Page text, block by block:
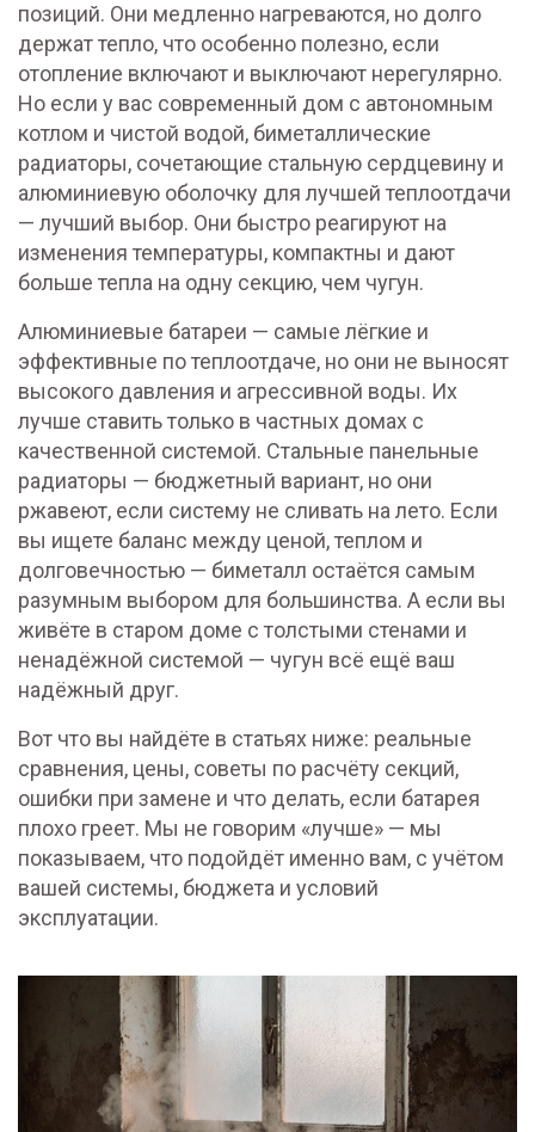
позиций. Они медленно нагреваются, но долго
держат тепло, что особенно полезно, если
отопление включают и выключают нерегулярно.
Но если у вас современный дом с автономным
котлом и чистой водой, биметаллические
радиаторы, сочетающие стальную сердцевину и
алюминиевую оболочку для лучшей теплоотдачи
— лучший выбор. Они быстро реагируют на
изменения температуры, компактны и дают
больше тепла на одну секцию, чем чугун.
Алюминиевые батареи — самые лёгкие и
эффективные по теплоотдаче, но они не выносят
высокого давления и агрессивной воды. Их
лучше ставить только в частных домах с
качественной системой. Стальные панельные
радиаторы — бюджетный вариант, но они
ржавеют, если систему не сливать на лето. Если
вы ищете баланс между ценой, теплом и
долговечностью — биметалл остаётся самым
разумным выбором для большинства. А если вы
живёте в старом доме с толстыми стенами и
ненадёжной системой — чугун всё ещё ваш
надёжный друг.
Вот что вы найдёте в статьях ниже: реальные
сравнения, цены, советы по расчёту секций,
ошибки при замене и что делать, если батарея
плохо греет. Мы не говорим «лучше» — мы
показываем, что подойдёт именно вам, с учётом
вашей системы, бюджета и условий
эксплуатации.